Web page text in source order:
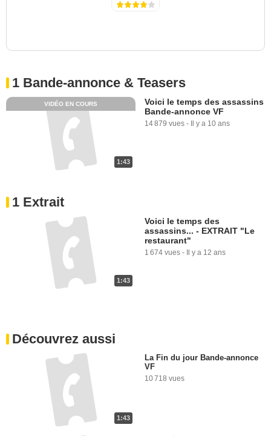
1 Bande-annonce & Teasers
1:43
VIDÉO EN COURS
Voici le temps des assassins
Bande-annonce VF
14 879 vues - Il y a 10 ans
1 Extrait
1:43
Voici le temps des
assassins... - EXTRAIT "Le
restaurant"
1 674 vues - Il y a 12 ans
Découvrez aussi
1:43
La Fin du jour Bande-annonce
VF
10 718 vues